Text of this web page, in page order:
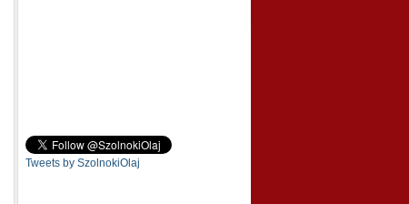
Tweets by SzolnokiOlaj